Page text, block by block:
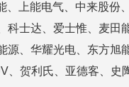
上能电气、中来股
士达、爱士惟、麦
、华耀光电、东方旭
贺利氏、亚德客、